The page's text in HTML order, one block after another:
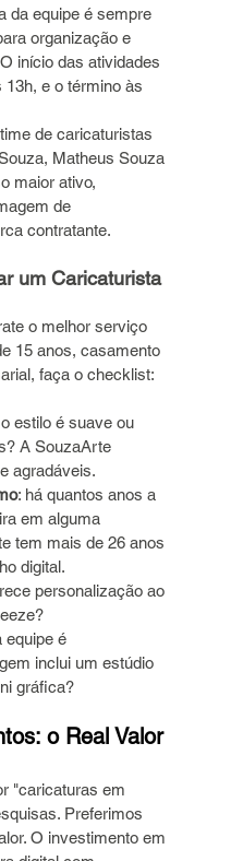
da equipe é sempre
organização e
início das atividades
e o término às
de caricaturistas
Matheus Souza
maior ativo,
de
contratante.
um Caricaturista
o melhor serviço
15 anos, casamento
faça o checklist:
estilo é suave ou
A SouzaArte
agradáveis.
: há quantos anos a
em alguma
tem mais de 26 anos
digital.
personalização ao
equipe é
inclui um estúdio
gráfica?
o Real Valor
"caricaturas em
Preferimos
O investimento em